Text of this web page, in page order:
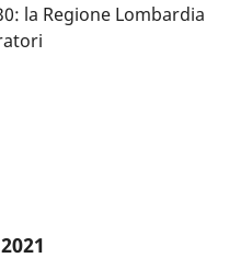
la Regione Lombardia